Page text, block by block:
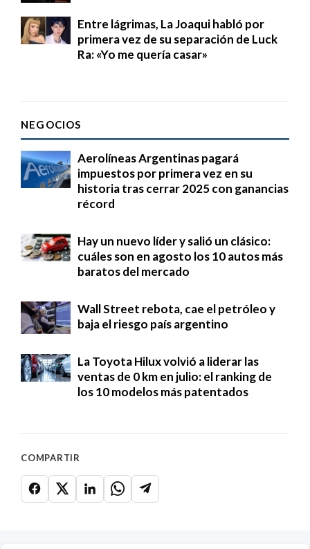
Entre lágrimas, La Joaqui habló por
primera vez de su separación de Luck
Ra: «Yo me quería casar»
NEGOCIOS
Aerolíneas Argentinas pagará
impuestos por primera vez en su
historia tras cerrar 2025 con ganancias
récord
Hay un nuevo líder y salió un clásico:
cuáles son en agosto los 10 autos más
baratos del mercado
Wall Street rebota, cae el petróleo y
baja el riesgo país argentino
La Toyota Hilux volvió a liderar las
ventas de 0 km en julio: el ranking de
los 10 modelos más patentados
COMPARTIR